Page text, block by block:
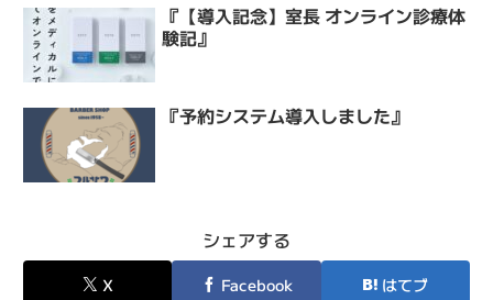
『【導入記念】室長 オンライン診療体
験記』
『予約システム導入しました』
シェアする
X Facebook はてブ